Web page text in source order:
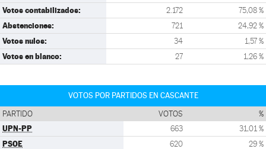
Votos contabilizados: 2.172 75,08 %
Abstenciones: 721 24,92 %
Votos nulos: 34 1,57 %
Votos en blanco: 27 1,26 %
VOTOS POR PARTIDOS EN CASCANTE
PARTIDO VOTOS %
UPN-PP 663 31,01 %
PSOE 620 29 %